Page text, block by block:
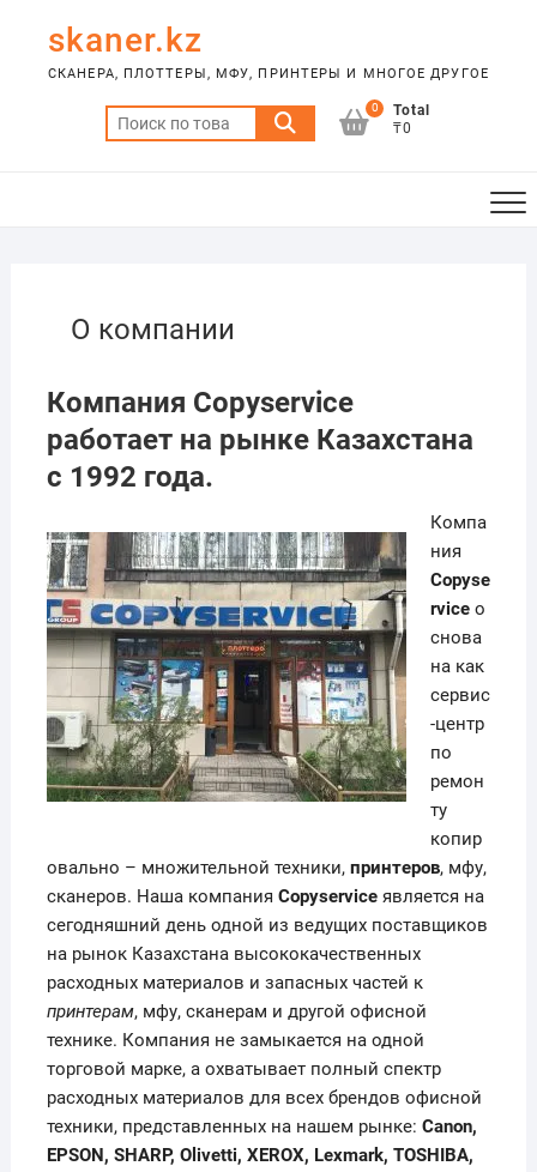
content
skaner.kz
СКАНЕРА, ПЛОТТЕРЫ, МФУ, ПРИНТЕРЫ И МНОГОЕ ДРУГОЕ
Искать:
0
Total
₸0
О компании
Компания Copyservice
работает на рынке Казахстана
с 1992 года.
Компа
ния
Copyse
rviceо
снова
на как
сервис
-центр
по
ремон
ту
копир
овально – множительной техники, принтеров, мфу,
сканеров. Наша компания Copyservice является на
сегодняшний день одной из ведущих поставщиков
на рынок Казахстана высококачественных
расходных материалов и запасных частей к
принтерам, мфу, сканерам и другой офисной
технике. Компания не замыкается на одной
торговой марке, а охватывает полный спектр
расходных материалов для всех брендов офисной
техники, представленных на нашем рынке: Canon,
EPSON, SHARP, Olivetti, XEROX, Lexmark, TOSHIBA,